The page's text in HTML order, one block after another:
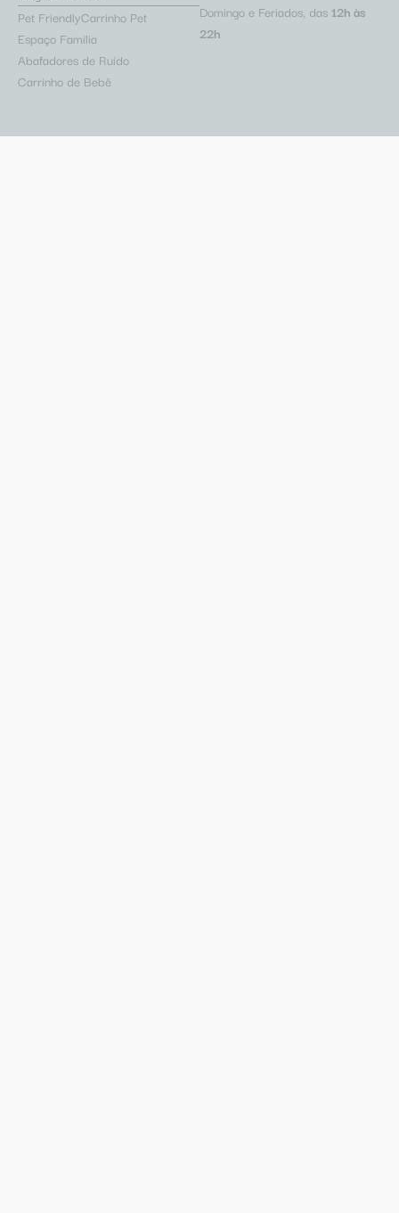
Pet FriendlyCarrinho Pet
Espaço Família
Abafadores de Ruído
Carrinho de Bebê
Domingo e Feriados, das 12h às
22h